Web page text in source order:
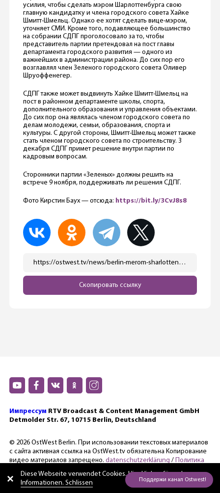
усилия, чтобы сделать мэром Шарлоттенбурга свою
главную кандидатку и члена городского совета Хайке
Шмитт-Шмельц. Однако ее хотят сделать вице-мэром,
уточняет СМИ. Кроме того, подавляющее большинство
на собрании СДПГ проголосовало за то, чтобы
представитель партии претендовал на пост главы
департамента городского развития — одного из
важнейших в администрации района. До сих пор его
возглавлял член Зеленого городского совета Оливер
Шруоффенегер.
СДПГ также может выдвинуть Хайке Шмитт-Шмельц на
пост в районном департаменте школы, спорта,
дополнительного образования и управления объектами.
До сих пор она являлась членом городского совета по
делам молодежи, семьи, образования, спорта и
культуры. С другой стороны, Шмитт-Шмельц может также
стать членом городского совета по строительству. 3
декабря СДПГ примет решение внутри партии по
кадровым вопросам.
Сторонники партии «Зеленых» должны решить на
встрече 9 ноября, поддерживать ли решения СДПГ.
Фото Кирстин Баух — отсюда: https://bit.ly/3CvJ8s8
https://ostwest.tv/news/berlin-merom-sharlottenburga-mozhet-stat-predstavitelnica-zelenyh/
Скопировать ссылку
Импрессум RTV Broadcast & Content Management GmbH
Detmolder Str. 67, 10715 Berlin, Deutschland
© 2026 OstWest Berlin. При использовании текстовых материалов
с сайта активная ссылка на OstWest.tv обязательна Копирование
видео материалов запрещено. datenschutzerklärung / Политика
Diese Webseite verwendet Cookies. Hierklicken für mehr
Informationen. Schlissen